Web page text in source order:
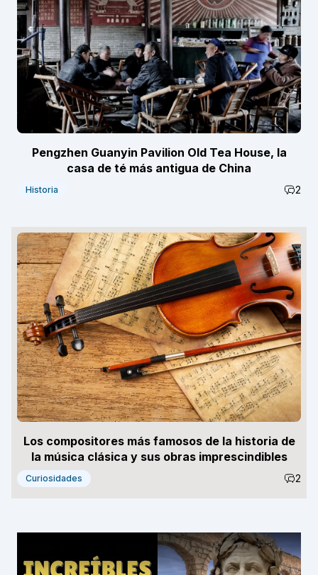
Pengzhen Guanyin Pavilion Old Tea House, la
casa de té más antigua de China
Historia 2
Los compositores más famosos de la historia de
la música clásica y sus obras imprescindibles
Curiosidades 2